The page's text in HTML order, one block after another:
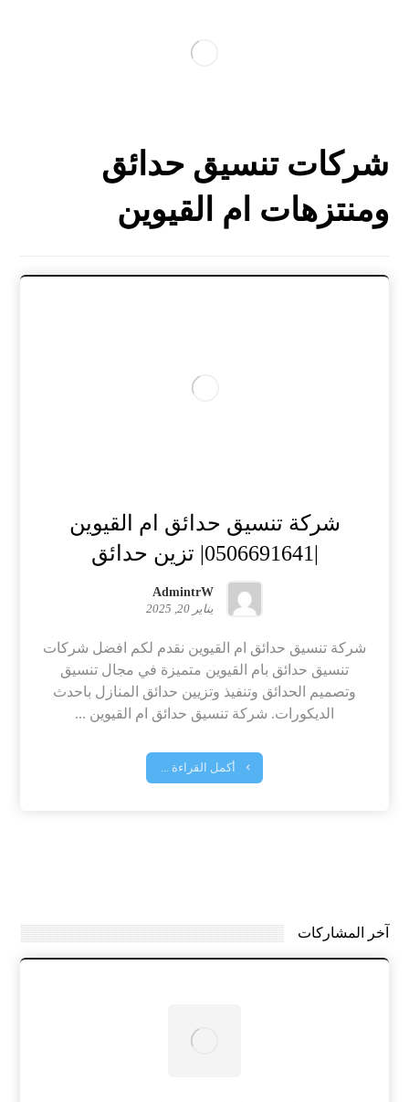
شركات تنسيق حدائق
ومنتزهات ام القيوين
شركة تنسيق حدائق ام القيوين
AdmintrW
يناير 20, 2025
شركة تنسيق حدائق ام القيوين نقدم لكم افضل شركات
تنسيق حدائق بام القيوين متميزة في مجال تنسيق
وتصميم الحدائق وتنفيذ وتزيين حدائق المنازل باحدث
الديكورات. شركة تنسيق حدائق ام القيوين ...
أكمل القراءة ...
آخر المشاركات